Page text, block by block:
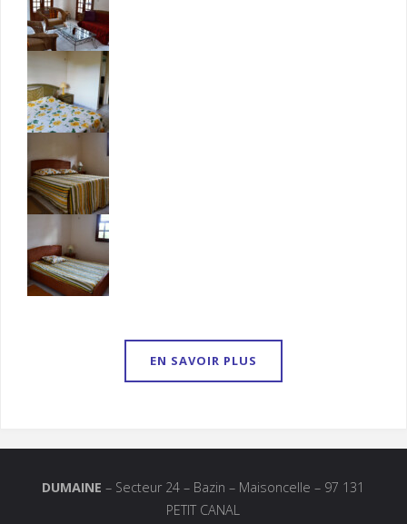
EN SAVOIR PLUS
DUMAINE – Secteur 24 – Bazin – Maisoncelle – 97 131
PETIT CANAL